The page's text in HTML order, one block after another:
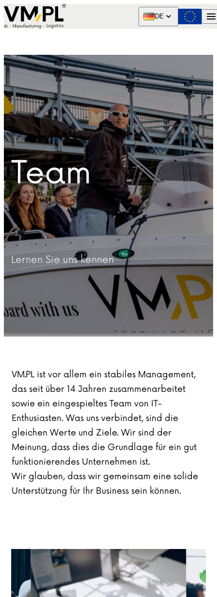
Skip to content
DE
Team
Lernen Sie uns kennen
VM.PL ist vor allem ein stabiles Management,
das seit über 14 Jahren zusammenarbeitet
sowie ein eingespieltes Team von IT-
Enthusiasten. Was uns verbindet, sind die
gleichen Werte und Ziele. Wir sind der
Meinung, dass dies die Grundlage für ein gut
funktionierendes Unternehmen ist.
Wir glauben, dass wir gemeinsam eine solide
Unterstützung für Ihr Business sein können.